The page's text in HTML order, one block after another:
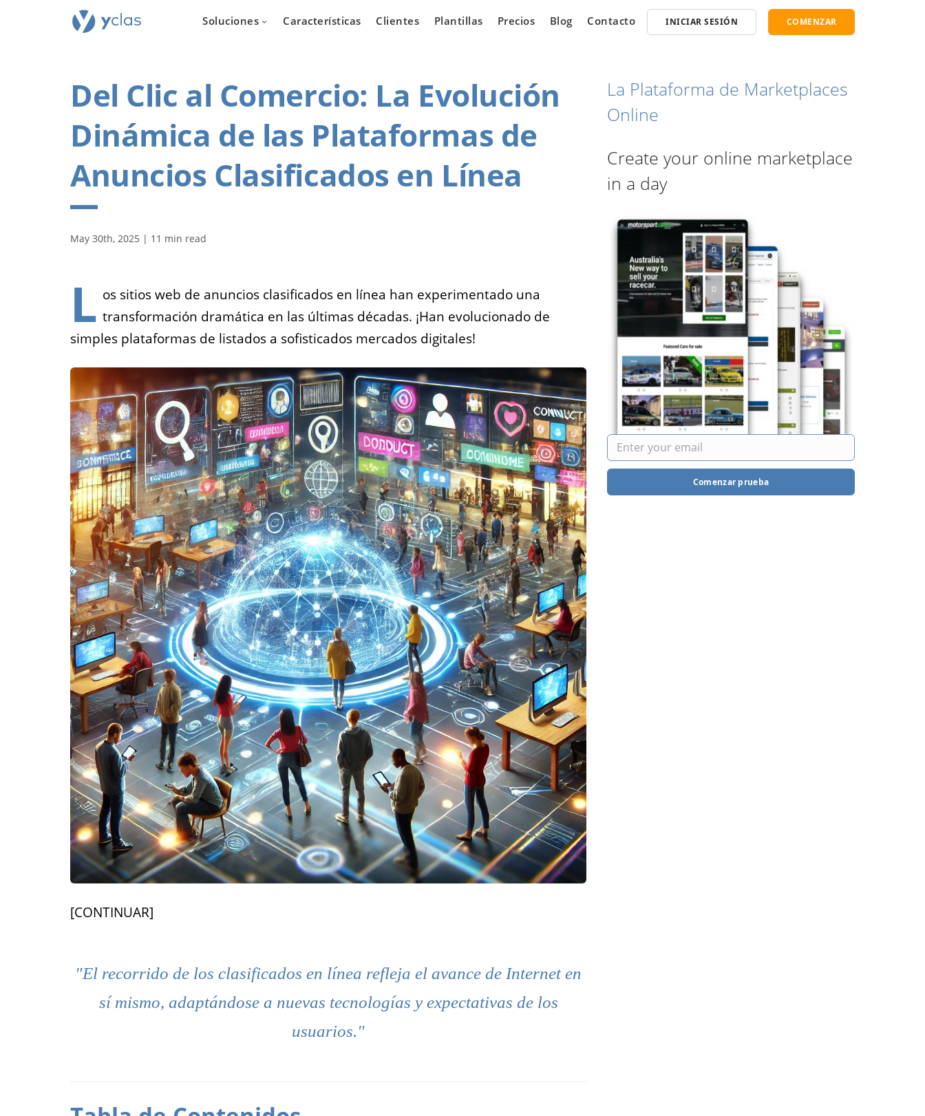
Soluciones
Inmobiliarias
Para todos los que
Vehículos
¿Tienes un concesionario
Para las agencias de
trabajo que quieren
poner todas sus vacantes
disponibles en línea.
Marketplaces
Construye un mercado
para casi cualquier cosa.
¿Ordenadores? ¿Ropa?
¿Libros? ¡Lo que quieras!
Todas las soluciones
Características Clientes Plantillas Precios Blog Contacto INICIAR SESIÓN COMENZAR
Del Clic al Comercio: La Evolución
Dinámica de las Plataformas de
Anuncios Clasificados en Línea
May 30th, 2025 | 11 min read
L os sitios web de anuncios clasificados en línea han experimentado una
transformación dramática en las últimas décadas. ¡Han evolucionado de
simples plataformas de listados a sofisticados mercados digitales!
[CONTINUAR]
"El recorrido de los clasificados en línea refleja el avance de Internet en
sí mismo, adaptándose a nuevas tecnologías y expectativas de los
usuarios."
La Plataforma de Marketplaces
Online
Create your online marketplace
in a day
Comenzar prueba